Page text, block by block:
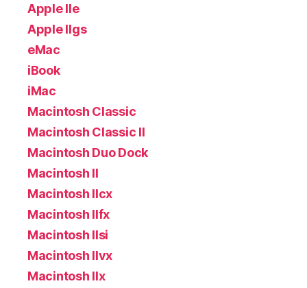
Apple IIe
Apple IIgs
eMac
iBook
iMac
Macintosh Classic
Macintosh Classic II
Macintosh Duo Dock
Macintosh II
Macintosh IIcx
Macintosh IIfx
Macintosh IIsi
Macintosh IIvx
Macintosh IIx